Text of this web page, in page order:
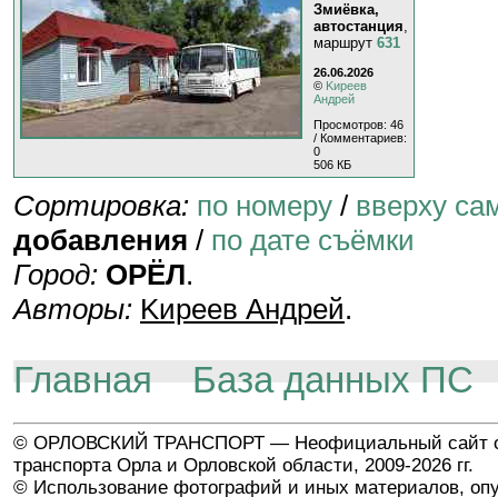
Змиёвка,
автостанция,
маршрут 631
26.06.2026
© Kиpeeв
Aндpeй
Просмотров: 46
/ Комментариев:
0
506 КБ
Сортировка: по номеру / вверху
добавления / по дате съёмки
Город: ОРЁЛ.
Авторы: Kиpeeв Aндpeй.
Главная База данных ПС
© ОРЛОВСКИЙ ТРАНСПОРТ — Неофициальный сайт
транспорта Орла и Орловской области, 2009-2026 гг.
© Использование фотографий и иных материалов,